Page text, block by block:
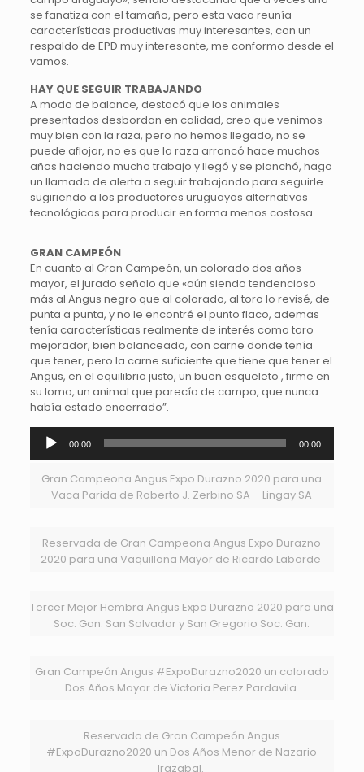
se fanatiza con el tamaño, pero esta vaca reunía
características productivas muy interesantes, con un
respaldo de EPD muy interesante, me conformo desde el
vamos.
HAY QUE SEGUIR TRABAJANDO
A modo de balance, destacó que los animales
presentados desbordan en calidad, creo que venimos
muy bien con la raza, pero no hemos llegado, no se
puede aflojar, no es que la raza arrancó hace muchos
años haciendo mucho trabajo y llegó y se planchó, hago
un llamado de alerta a seguir trabajando para seguirle
sugiriendo a los productores uruguayos alternativas
tecnológicas para producir en forma menos costosa.
GRAN CAMPEÓN
En cuanto al Gran Campeón, un colorado dos años
mayor, el jurado señalo que «aún siendo tendencioso
más al Angus negro que al colorado, al toro lo revisé, de
punta a punta, y no le encontré el punto flaco, ademas
tenía características realmente de interés como toro
mejorador, bien balanceado, con carne donde tenía
que tener, pero la carne suficiente que tiene que tener el
Angus, en el equilibrio justo, un buen esqueleto , firme en
su lomo, un animal que parecía de campo, que nunca
había estado encerrado”.
Reproductor
audio
00:00 00:00
‪Gran Campeona Angus Expo Durazno 2020 para una
Vaca Parida de Roberto J. Zerbino SA – Lingay SA
Reservada de Gran Campeona Angus Expo Durazno
2020 para una Vaquillona Mayor de Ricardo Laborde ‬
Tercer Mejor Hembra Angus Expo Durazno 2020 para una
Soc. Gan. San Salvador y San Gregorio Soc. Gan.‬
Gran Campeón Angus #ExpoDurazno2020 un colorado
Dos Años Mayor de Victoria Perez Pardavila ‬
Reservado de Gran Campeón Angus
#ExpoDurazno2020 un Dos Años Menor de Nazario
Irazabal. ‬